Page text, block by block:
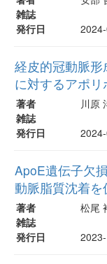
雑誌
発行日
経皮的冠動脈形
に対するアポ
著者
川原
雑誌
発行日
ApoE遺伝子欠
動脈脂質沈着を
著者
松尾
雑誌
発行日